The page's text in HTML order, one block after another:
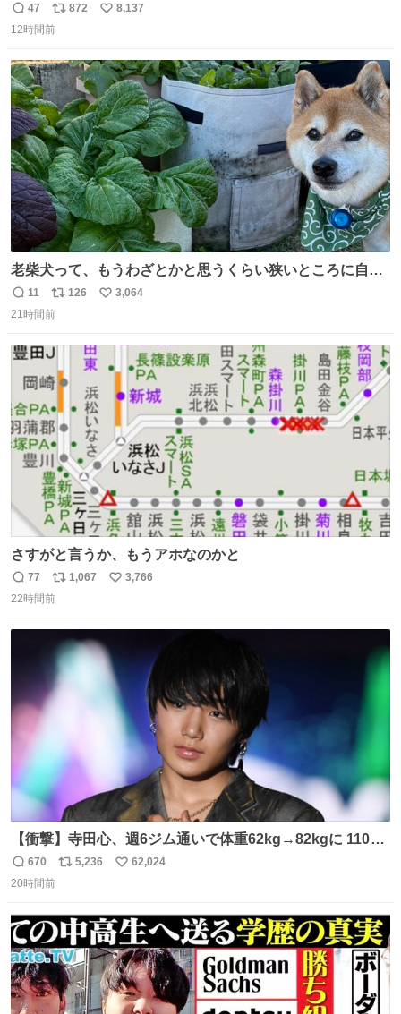
返
信
47
リ
ポ
ト
数
872
い
数
8,137
12時間前
老柴犬って、もうわざとかと思うくらい狭いところに自ら
はまりにいくじゃないですか？ 今朝ガーデニングしてる飼
い主の間にはまってきて、最高に可愛かった♥️
返
信
11
リ
ポ
ト
数
126
い
3,064
21時間前
さすがと言うか、もうアホなのかと
返
信
77
リ
ポ
ト
数
1,067
い
3,766
22時間前
【衝撃】寺田心、週6ジム通いで体重62kg→82kgに 110kg
のベンチプレス持ち上げる姿披露
news.livedoor.com/article/detail… 元々自重のみだった
のためおにぎり10個、ゼリー飲料3～4本、パスタと毎日4
千kcalオーバーの食事を摂取し、増量したという。
返
信
670
リ
ト
数
5,236
い
数
62,024
20時間前